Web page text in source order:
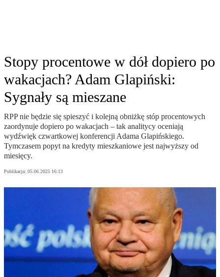
Stopy procentowe w dół dopiero po
wakacjach? Adam Glapiński:
Sygnały są mieszane
RPP nie będzie się spieszyć i kolejną obniżkę stóp procentowych
zaordynuje dopiero po wakacjach – tak analitycy oceniają
wydźwięk czwartkowej konferencji Adama Glapińskiego.
Tymczasem popyt na kredyty mieszkaniowe jest najwyższy od
miesięcy.
Publikacja: 05.06.2025 16:13